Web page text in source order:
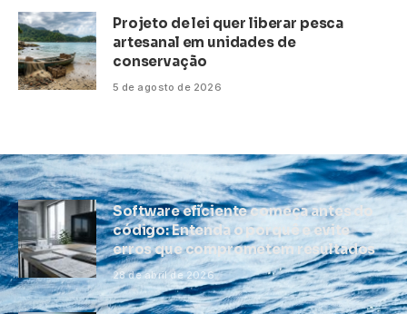
Projeto de lei quer liberar pesca
artesanal em unidades de
conservação
5 de agosto de 2026
Software eficiente começa antes do
código: Entenda o porquê e evite
erros que comprometem resultados
28 de abril de 2026